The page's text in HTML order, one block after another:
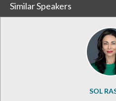
Similar Speakers
SOL